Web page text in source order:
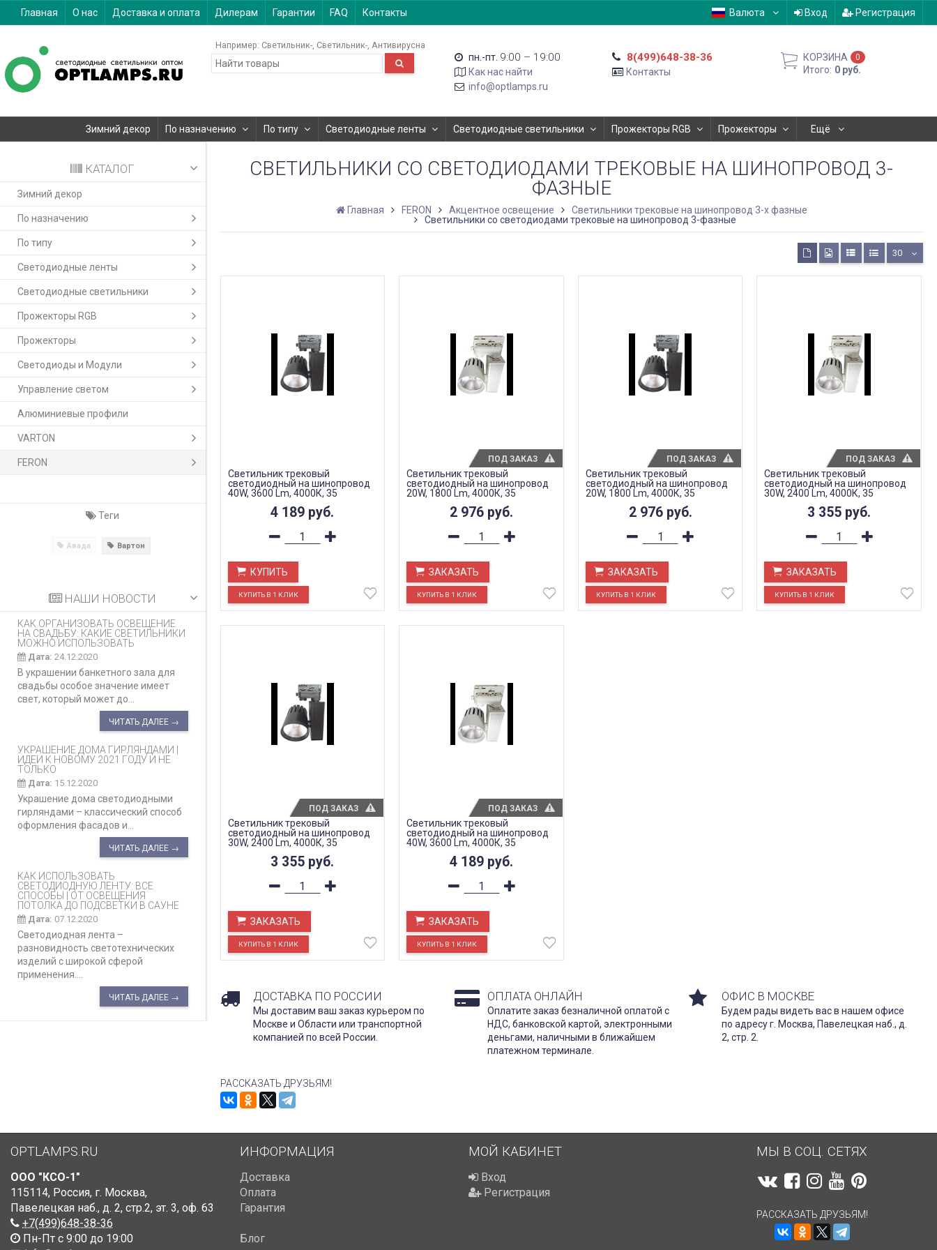
Главная О нас Доставка и оплата Дилерам Гарантии FAQ Контакты Валюта Вход Регистрация
Например: Светильник- Светильник- Антивирусна
пн.-пт. 9:00 – 19:00
Как нас найти
info@optlamps.ru
8(499)648-38-36
Контакты
КОРЗИНА 0
Итого: 0 руб.
Зимний декор По назначению По типу Светодиодные ленты Светодиодные светильники Прожекторы RGB Прожекторы Ещё
КАТАЛОГ
Зимний декор
По назначению
По типу
Светодиодные ленты
Светодиодные светильники
Прожекторы RGB
Прожекторы
Светодиоды и Модули
Управление светом
Алюминиевые профили
VARTON
FERON
Теги
Авада Вартон
НАШИ НОВОСТИ
КАК ОРГАНИЗОВАТЬ ОСВЕЩЕНИЕ
НА СВАДЬБУ: КАКИЕ СВЕТИЛЬНИКИ
МОЖНО ИСПОЛЬЗОВАТЬ
Дата: 24.12.2020
В украшении банкетного зала для
свадьбы особое значение имеет
свет, который может до...
ЧИТАТЬ ДАЛЕЕ →
УКРАШЕНИЕ ДОМА ГИРЛЯНДАМИ |
ИДЕИ К НОВОМУ 2021 ГОДУ И НЕ
ТОЛЬКО
Дата: 15.12.2020
Украшение дома светодиодными
гирляндами – классический способ
оформления фасадов и...
ЧИТАТЬ ДАЛЕЕ →
КАК ИСПОЛЬЗОВАТЬ
СВЕТОДИОДНУЮ ЛЕНТУ: ВСЕ
СПОСОБЫ | ОТ ОСВЕЩЕНИЯ
ПОТОЛКА ДО ПОДСВЕТКИ В САУНЕ
Дата: 07.12.2020
Светодиодная лента –
разновидность светотехнических
изделий с широкой сферой
применения....
ЧИТАТЬ ДАЛЕЕ →
СВЕТИЛЬНИКИ СО СВЕТОДИОДАМИ ТРЕКОВЫЕ НА ШИНОПРОВОД 3-
ФАЗНЫЕ
Главная FERON Акцентное освещение
Светильники трековые на шинопровод 3-х фазные
Светильники со светодиодами трековые на шинопровод 3-фазные
30
Светильник трековый
светодиодный на шинопровод
40W, 3600 Lm, 4000К, 35
4 189 руб.
КУПИТЬ
Светильник трековый
светодиодный на шинопровод
20W, 1800 Lm, 4000К, 35
2 976 руб.
ЗАКАЗАТЬ
ПОД ЗАКАЗ
Светильник трековый
светодиодный на шинопровод
20W, 1800 Lm, 4000К, 35
2 976 руб.
ЗАКАЗАТЬ
ПОД ЗАКАЗ
Светильник трековый
светодиодный на шинопровод
30W, 2400 Lm, 4000К, 35
3 355 руб.
ЗАКАЗАТЬ
ПОД ЗАКАЗ
Светильник трековый
светодиодный на шинопровод
30W, 2400 Lm, 4000К, 35
3 355 руб.
ЗАКАЗАТЬ
ПОД ЗАКАЗ
Светильник трековый
светодиодный на шинопровод
40W, 3600 Lm, 4000К, 35
4 189 руб.
ЗАКАЗАТЬ
ПОД ЗАКАЗ
ДОСТАВКА ПО РОССИИ
Мы доставим ваш заказ курьером по
Москве и Области или транспортной
компанией по всей России.
ОПЛАТА ОНЛАЙН
Оплатите заказ безналичной оплатой с
НДС, банковской картой, электронными
деньгами, наличными в ближайшем
платежном терминале.
ОФИС В МОСКВЕ
Будем рады видеть вас в нашем офисе
по адресу г. Москва, Павелецкая наб., д.
2, стр. 2.
РАССКАЗАТЬ ДРУЗЬЯМ!
OPTLAMPS.RU
ООО "КСО-1"
115114, Россия, г. Москва,
Павелецкая наб., д. 2, стр.2, эт. 3, оф. 63
+7(499)648-38-36
Пн-Пт с 9:00 до 19:00
ИНФОРМАЦИЯ
Доставка
Оплата
Гарантия
Блог
МОЙ КАБИНЕТ
Вход
Регистрация
МЫ В СОЦ. СЕТЯХ
РАССКАЗАТЬ ДРУЗЬЯМ!